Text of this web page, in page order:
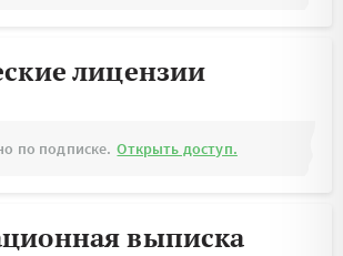
лицензии
по подписке. Открыть доступ.
выписка